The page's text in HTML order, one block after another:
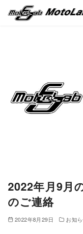
2022年月9月
のご連絡
2022年8月29日 お知